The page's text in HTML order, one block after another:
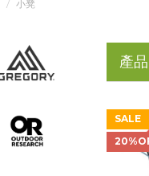
小凳
產品
SALE